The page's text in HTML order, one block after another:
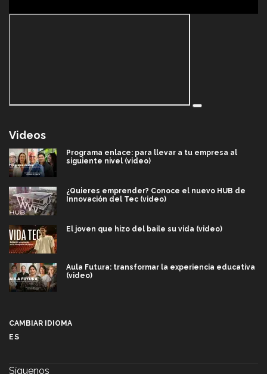
Videos
Programa enlace: para llevar a tu empresa al
siguiente nivel (video)
¿Quieres emprender? Conoce el nuevo HUB de
Innovación del Tec (video)
El joven que hizo del baile su vida (video)
Aula Futura: transformar la experiencia educativa
(video)
CAMBIAR IDIOMA
ES
Síguenos